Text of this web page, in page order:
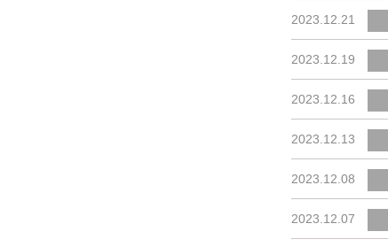
2023.12.21
2023.12.19
2023.12.16
2023.12.13
2023.12.08
2023.12.07